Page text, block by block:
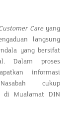
Care yang
langsung
yang bersifat
Dalam proses
informasi
cukup
di Mualamat DIN